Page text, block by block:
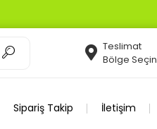
Teslimat
Bölge Seçin
Sipariş Takip İletişim